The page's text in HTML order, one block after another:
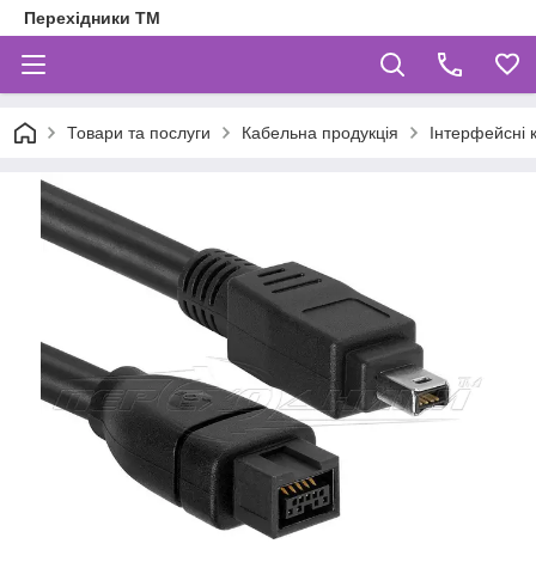
Перехідники ТМ
Товари та послуги Кабельна продукція Інтерфейсні